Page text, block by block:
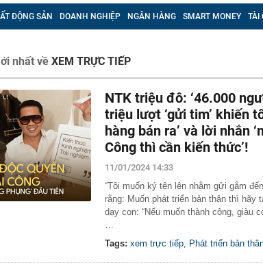
2026"
56 mã chứng khoán bị HoSE cắt margin trong tháng 8
Chứng khoán Vietcap dự phóng VN-Index có thể
ngay trong tháng 8
00:01
VNPT nắm giữ lượng tiền hơn 62.000 tỷ đồng, lớn
Viettel Global
00:01
Nắm trong tay Điện Máy Xanh, Bách Hóa Xanh, An
MWG chỉ ngang DMX
00:01
Khám xét ngôi nhà cổ, phát hiện 'kho báu' gồm
5 thỏi vàng giấu trong nhiều ngăn bí mật - giá trị hơn
23:28
4 dấu hiệu nhận biết ngôi nhà có phong thuỷ không
23:12
Quốc gia có lượng khách đến Việt Nam đông nhất 7
vượt Hàn Quốc và Nga, gấp gần 6 lần Ấn Độ
nghề lại kiểm tra 5 chi tiết này trước
23:00
Tiếp viên tàu cao tốc quỳ gối 1h an ủi khách: 7 năm
ĐỘNG SẢN DOANH NGHIỆP NGÂN HÀNG SMART MONEY TÀI
nhất về XEM TRỰC TIẾP
NTK triệu đô: ‘46.000
triệu lượt ‘gửi tim’ khiến
hàng bán ra’ và lời nhắn
Công thì cần kiến thức’!
11/01/2024 14:33
“Tôi muốn ký tên lên nhằm gửi gắm
rằng: Muốn phát triển bản thân thì
dạy con: “Nếu muốn thành công, giàu
…
Tags: xem trực tiếp, Phát triển bản